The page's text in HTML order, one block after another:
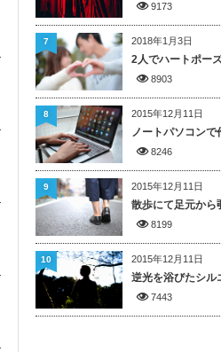
9173
2018年1月3日
2人でハートポー
8903
7
2015年12月11日
ノートパソコンで
8246
8
2015年12月11日
散歩にて足元から
8199
9
2015年12月11日
逆光を浴びたシル
7443
10